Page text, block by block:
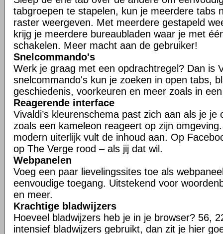
tabgroepen te stapelen, kun je meerdere tabs
raster weergeven. Met meerdere gestapeld
krijg je meerdere bureaubladen waar je met
schakelen. Meer macht aan de gebruiker!
Snelcommando's
Werk je graag met een opdrachtregel? Dan is
snelcommando's kun je zoeken in open tabs,
geschiedenis, voorkeuren en meer zoals in
Reagerende interface
Vivaldi’s kleurenschema past zich aan als je je
zoals een kameleon reageert op zijn
modern uiterlijk vult de inhoud aan. Op
op The Verge rood – als jij dat wil.
Webpanelen
Voeg een paar lievelingssites toe als
eenvoudige toegang. Uitstekend voor
en meer.
Krachtige bladwijzers
Hoeveel bladwijzers heb je in je browser? 56,
intensief bladwijzers gebruikt, dan zit je hier